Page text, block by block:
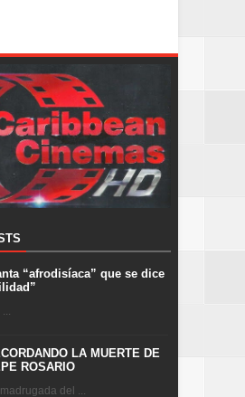
“afrodisíaca” que se dice
LA MUERTE DE
ROSARIO
del ...